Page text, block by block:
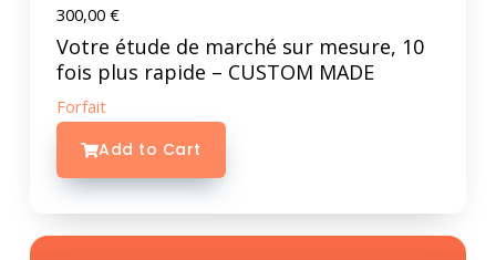
300,00 €
Votre étude de marché sur mesure, 10
fois plus rapide – CUSTOM MADE
Forfait
Add to Cart